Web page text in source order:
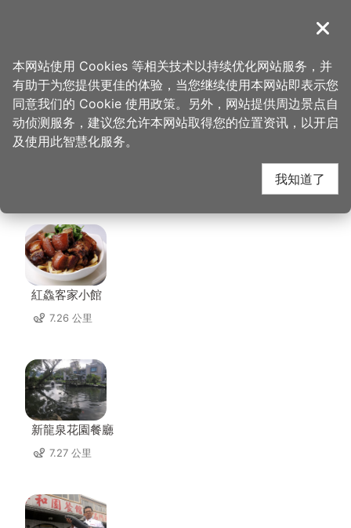
導覽
首页 > 想去的地方 > 美食、购物 > 星之恋咖啡美食馆
星之恋咖啡美食馆 周边
店家
紅鱻客家小館
7.26 公里
新龍泉花園餐廳
7.27 公里
关闭
本网站使用 Cookies 等相关技术以持续优化网站服务，并
有助于为您提供更佳的体验，当您继续使用本网站即表示您
同意我们的 Cookie 使用政策。另外，网站提供周边景点自
动侦测服务，建议您允许本网站取得您的位置资讯，以开启
及使用此智慧化服务。
我知道了